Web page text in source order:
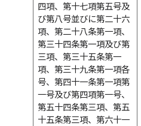
四項、第十七項第五号及
び第八号並びに第二十六
項、第二十八条第一項、
第三十四条第一項及び第
三項、第三十五条第一
項、第三十九条第一項各
号、第四十一条第一項第
一号及び第四項第一号、
第五十四条第三項、第五
十五条第三項、第六十一